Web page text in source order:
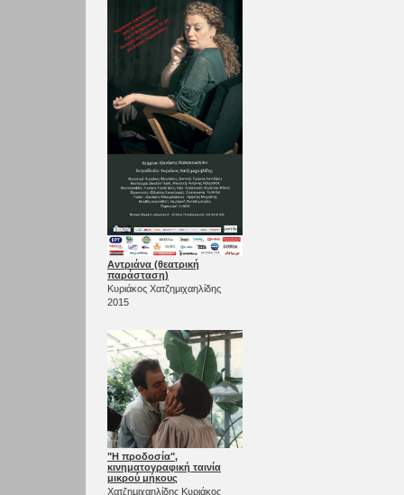
Αντριάνα (θεατρική
παράσταση)
Κυριάκος Χατζημιχαηλίδης
2015
"Η προδοσία",
κινηματογραφική ταινία
μικρού μήκους
Χατζημιχαηλίδης Κυριάκος